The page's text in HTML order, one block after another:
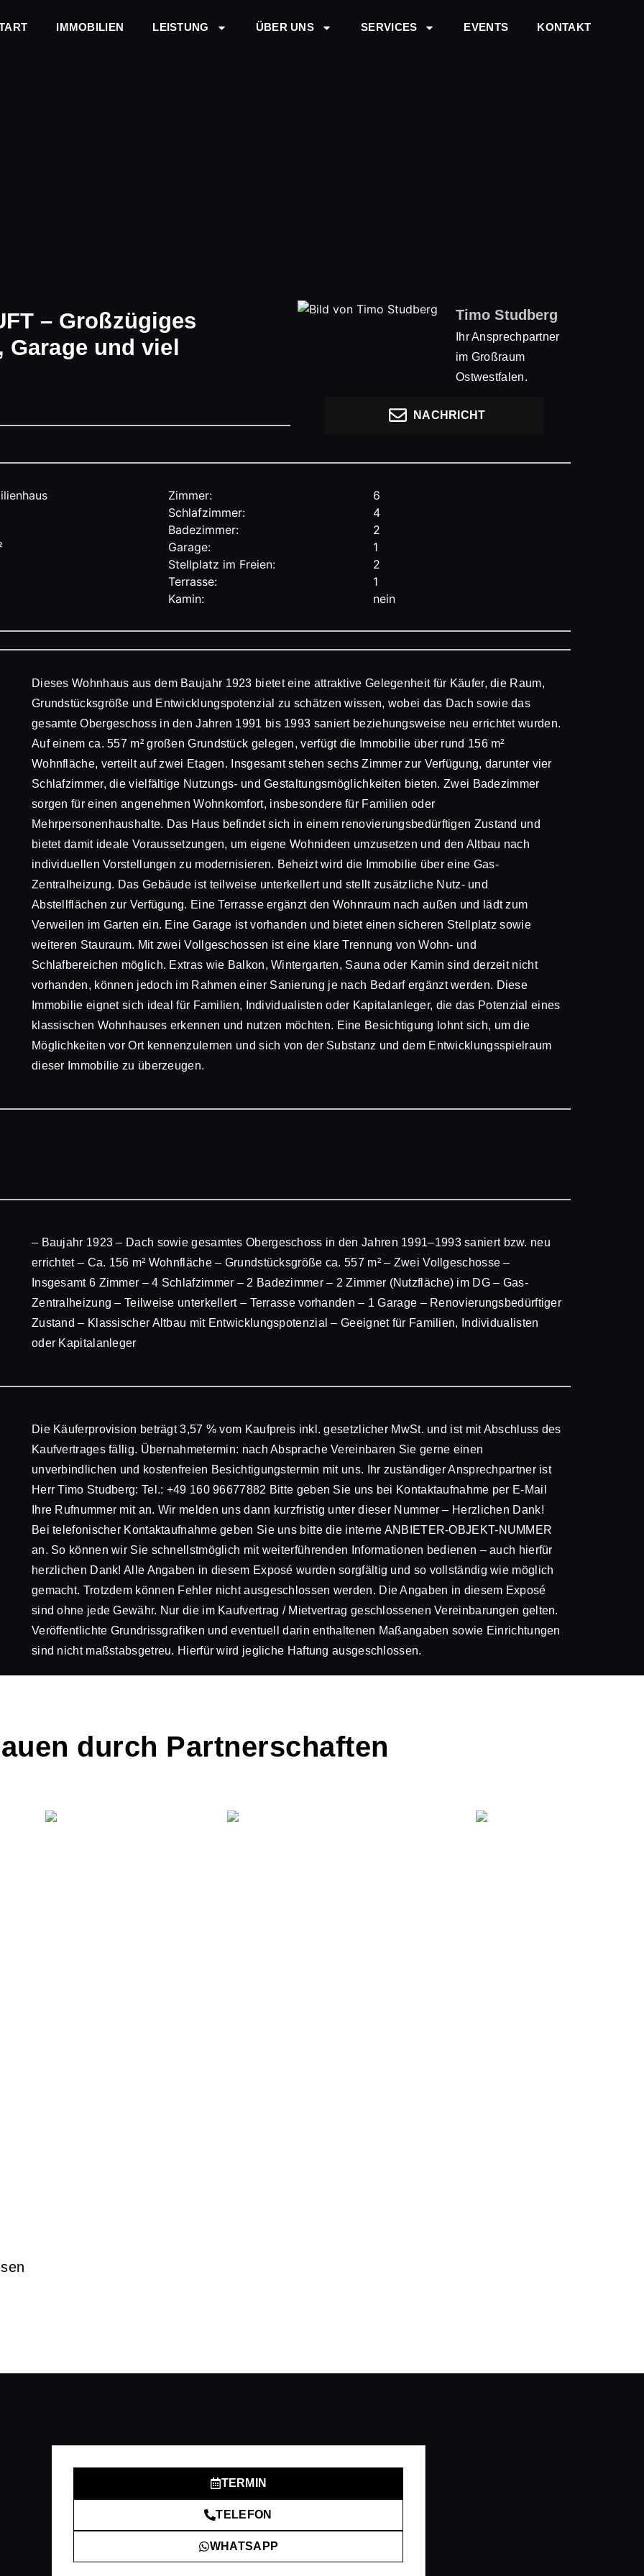
IMMOBILIEN LEISTUNG ÜBER UNS SERVICES EVENTS KONTAKT
– Großzügiges
und viel
Timo Studberg
Ihr Ansprechpartner
im Großraum
Ostwestfalen.
NACHRICHT
Zimmer:
Schlafzimmer:
Badezimmer:
Garage:
Stellplatz im Freien:
Terrasse:
Kamin:
6
4
2
1
2
1
nein
Dieses Wohnhaus aus dem Baujahr 1923 bietet eine attraktive Gelegenheit für Käufer, die Raum,
Grundstücksgröße und Entwicklungspotenzial zu schätzen wissen, wobei das Dach sowie das
gesamte Obergeschoss in den Jahren 1991 bis 1993 saniert beziehungsweise neu errichtet wurden.
Auf einem ca. 557 m² großen Grundstück gelegen, verfügt die Immobilie über rund 156 m²
Wohnfläche, verteilt auf zwei Etagen. Insgesamt stehen sechs Zimmer zur Verfügung, darunter vier
Schlafzimmer, die vielfältige Nutzungs- und Gestaltungsmöglichkeiten bieten. Zwei Badezimmer
sorgen für einen angenehmen Wohnkomfort, insbesondere für Familien oder
Mehrpersonenhaushalte. Das Haus befindet sich in einem renovierungsbedürftigen Zustand und
bietet damit ideale Voraussetzungen, um eigene Wohnideen umzusetzen und den Altbau nach
individuellen Vorstellungen zu modernisieren. Beheizt wird die Immobilie über eine Gas-
Zentralheizung. Das Gebäude ist teilweise unterkellert und stellt zusätzliche Nutz- und
Abstellflächen zur Verfügung. Eine Terrasse ergänzt den Wohnraum nach außen und lädt zum
Verweilen im Garten ein. Eine Garage ist vorhanden und bietet einen sicheren Stellplatz sowie
weiteren Stauraum. Mit zwei Vollgeschossen ist eine klare Trennung von Wohn- und
Schlafbereichen möglich. Extras wie Balkon, Wintergarten, Sauna oder Kamin sind derzeit nicht
vorhanden, können jedoch im Rahmen einer Sanierung je nach Bedarf ergänzt werden. Diese
Immobilie eignet sich ideal für Familien, Individualisten oder Kapitalanleger, die das Potenzial eines
klassischen Wohnhauses erkennen und nutzen möchten. Eine Besichtigung lohnt sich, um die
Möglichkeiten vor Ort kennenzulernen und sich von der Substanz und dem Entwicklungsspielraum
dieser Immobilie zu überzeugen.
– Baujahr 1923 – Dach sowie gesamtes Obergeschoss in den Jahren 1991–1993 saniert bzw. neu
errichtet – Ca. 156 m² Wohnfläche – Grundstücksgröße ca. 557 m² – Zwei Vollgeschosse –
Insgesamt 6 Zimmer – 4 Schlafzimmer – 2 Badezimmer – 2 Zimmer (Nutzfläche) im DG – Gas-
Zentralheizung – Teilweise unterkellert – Terrasse vorhanden – 1 Garage – Renovierungsbedürftiger
Zustand – Klassischer Altbau mit Entwicklungspotenzial – Geeignet für Familien, Individualisten
oder Kapitalanleger
Die Käuferprovision beträgt 3,57 % vom Kaufpreis inkl. gesetzlicher MwSt. und ist mit Abschluss des
Kaufvertrages fällig. Übernahmetermin: nach Absprache Vereinbaren Sie gerne einen
unverbindlichen und kostenfreien Besichtigungstermin mit uns. Ihr zuständiger Ansprechpartner ist
Herr Timo Studberg: Tel.: +49 160 96677882 Bitte geben Sie uns bei Kontaktaufnahme per E-Mail
Ihre Rufnummer mit an. Wir melden uns dann kurzfristig unter dieser Nummer – Herzlichen Dank!
Bei telefonischer Kontaktaufnahme geben Sie uns bitte die interne ANBIETER-OBJEKT-NUMMER
an. So können wir Sie schnellstmöglich mit weiterführenden Informationen bedienen – auch hierfür
herzlichen Dank! Alle Angaben in diesem Exposé wurden sorgfältig und so vollständig wie möglich
gemacht. Trotzdem können Fehler nicht ausgeschlossen werden. Die Angaben in diesem Exposé
sind ohne jede Gewähr. Nur die im Kaufvertrag / Mietvertrag geschlossenen Vereinbarungen gelten.
Veröffentlichte Grundrissgrafiken und eventuell darin enthaltenen Maßangaben sowie Einrichtungen
sind nicht maßstabsgetreu. Hierfür wird jegliche Haftung ausgeschlossen.
durch Partnerschaften
TERMIN
TELEFON
WHATSAPP